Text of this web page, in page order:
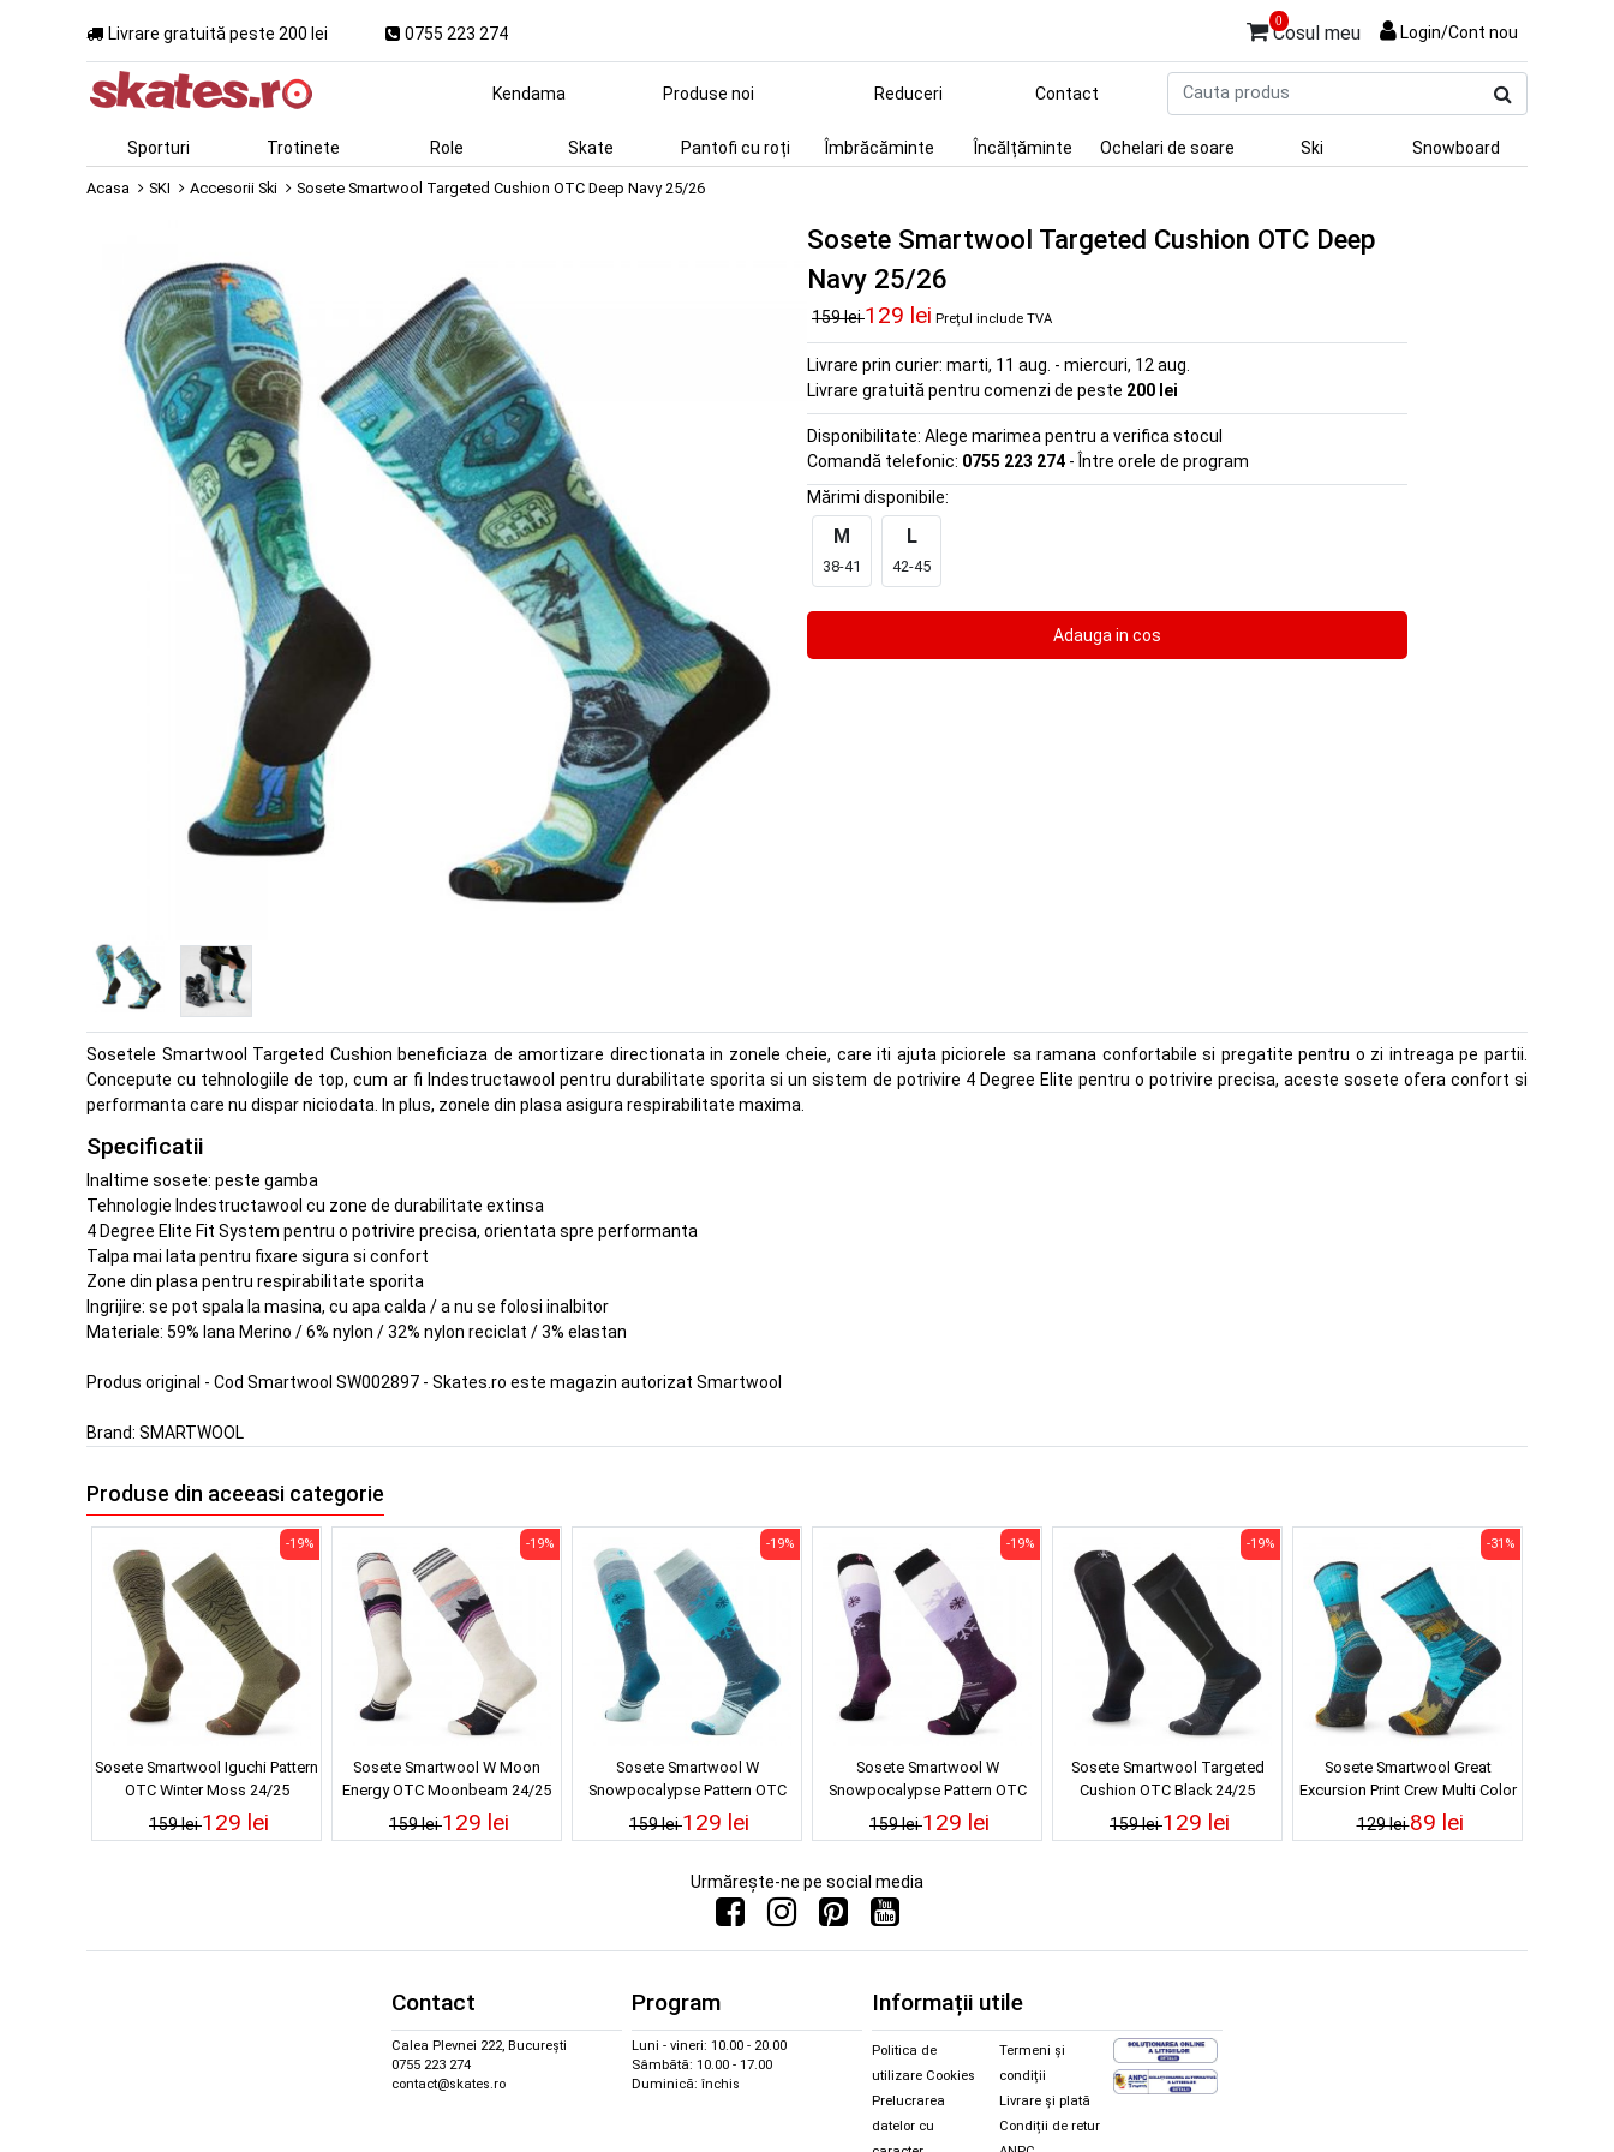
Livrare gratuită peste 200 lei 0755 223 274
0
Cosul meu Login/Cont nou
produs
Kendama Produse noi Reduceri Contact
Sporturi Trotinete Role Skate Pantofi cu roți Îmbrăcăminte Încălțăminte Ochelari de soare Ski Snowboard
Acasa SKI Accesorii Ski Sosete Smartwool Targeted Cushion OTC Deep Navy 25/26
Sosete Smartwool Targeted Cushion OTC Deep
Navy 25/26
159 lei129 lei Prețul include TVA
Livrare prin curier: marti, 11 aug. - miercuri, 12 aug.
Livrare gratuită pentru comenzi de peste 200 lei
Disponibilitate: Alege marimea pentru a verifica stocul
Comandă telefonic: 0755 223 274 - Între orele de program
Mărimi disponibile:
M
38-41
L
42-45
Sosetele Smartwool Targeted Cushion beneficiaza de amortizare directionata in zonele cheie, care iti ajuta piciorele sa ramana confortabile si pregatite pentru o zi intreaga pe partii.
Concepute cu tehnologiile de top, cum ar fi Indestructawool pentru durabilitate sporita si un sistem de potrivire 4 Degree Elite pentru o potrivire precisa, aceste sosete ofera confort si
performanta care nu dispar niciodata. In plus, zonele din plasa asigura respirabilitate maxima.
Specificatii
Inaltime sosete: peste gamba
Tehnologie Indestructawool cu zone de durabilitate extinsa
4 Degree Elite Fit System pentru o potrivire precisa, orientata spre performanta
Talpa mai lata pentru fixare sigura si confort
Zone din plasa pentru respirabilitate sporita
Ingrijire: se pot spala la masina, cu apa calda / a nu se folosi inalbitor
Materiale: 59% lana Merino / 6% nylon / 32% nylon reciclat / 3% elastan
Produs original - Cod Smartwool SW002897 - Skates.ro este magazin autorizat Smartwool
Brand: SMARTWOOL
Produse din aceeasi categorie
Sosete Smartwool Iguchi Pattern
OTC Winter Moss 24/25
159 lei
-19%
129 lei
Sosete Smartwool W Moon
Energy OTC Moonbeam 24/25
159 lei
-19%
129 lei
Sosete Smartwool W
Snowpocalypse Pattern OTC
Frosty Green 24/25
159 lei
-19%
129 lei
Sosete Smartwool W
Snowpocalypse Pattern OTC
Purple Iris 24/25
159 lei
-19%
129 lei
Sosete Smartwool Targeted
Cushion OTC Black 24/25
159 lei
-19%
129 lei
Sosete Smartwool Great
Excursion Print Crew Multi Color
24/25
129 lei
-31%
89 lei
Urmărește-ne pe social media
Contact
Calea Plevnei 222, București
0755 223 274
contact@skates.ro
Program
Luni - vineri: 10.00 - 20.00
Sâmbătă: 10.00 - 17.00
Duminică: închis
Informații utile
Politica de
utilizare Cookies
Prelucrarea
datelor cu
Termeni și
condiții
Livrare și plată
Condiții de retur